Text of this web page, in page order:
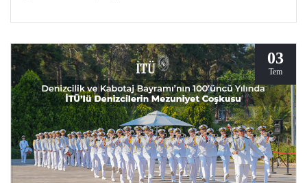
03
Tem